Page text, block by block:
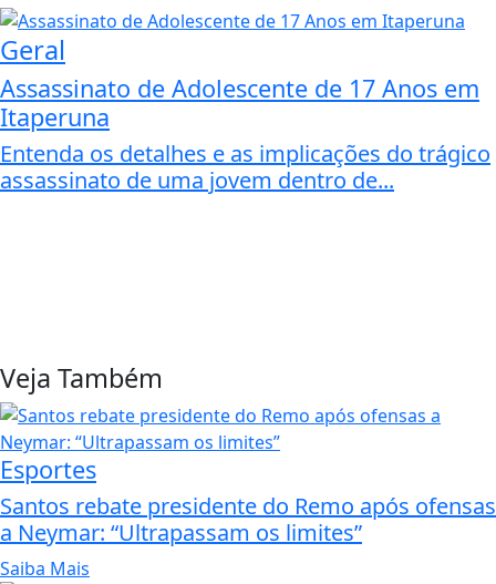
Geral
Assassinato de Adolescente de 17 Anos em
Itaperuna
Entenda os detalhes e as implicações do trágico
assassinato de uma jovem dentro de...
Veja Também
Esportes
Santos rebate presidente do Remo após ofensas
a Neymar: “Ultrapassam os limites”
Saiba Mais